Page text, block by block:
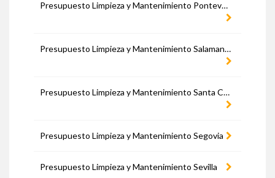
Presupuesto Limpieza y Mantenimiento Pontevedra
Presupuesto Limpieza y Mantenimiento Salamanca
Presupuesto Limpieza y Mantenimiento Santa Cruz de Tenerife
Presupuesto Limpieza y Mantenimiento Segovia
Presupuesto Limpieza y Mantenimiento Sevilla